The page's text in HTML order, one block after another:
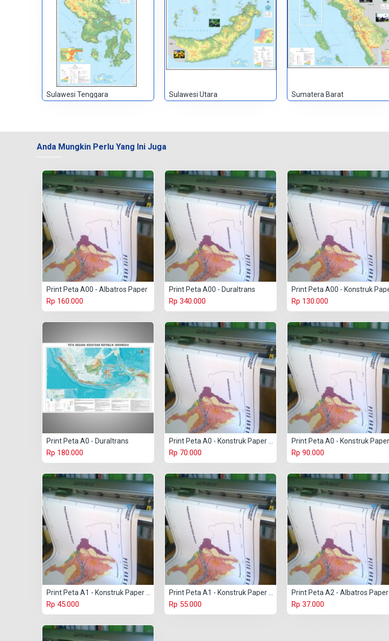
Sulawesi Tenggara Sulawesi Utara Sumatera Barat
Anda Mungkin Perlu Yang Ini Juga
Print Peta A00 - Albatros Paper
Rp 160.000
Print Peta A00 - Duraltrans
Rp 340.000 Rp 130.000
Print Peta A0 - Duraltrans
Rp 180.000 Rp 70.000 Rp 90.000
Rp 45.000 Rp 55.000
Print Peta A2 - Albatros Paper
Rp 37.000